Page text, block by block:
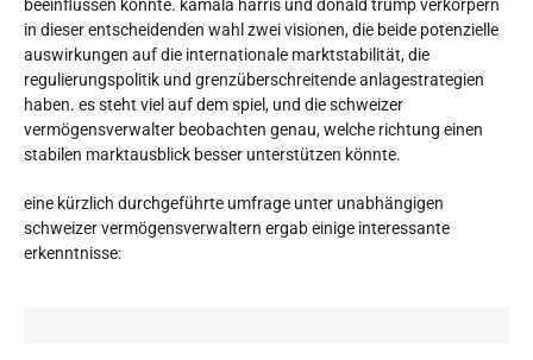
beeinflussen könnte. kamala harris und donald trump verkörpern
in dieser entscheidenden wahl zwei visionen, die beide potenzielle
auswirkungen auf die internationale marktstabilität, die
regulierungspolitik und grenzüberschreitende anlagestrategien
haben. es steht viel auf dem spiel, und die schweizer
vermögensverwalter beobachten genau, welche richtung einen
stabilen marktausblick besser unterstützen könnte.
eine kürzlich durchgeführte umfrage unter unabhängigen
schweizer vermögensverwaltern ergab einige interessante
erkenntnisse: